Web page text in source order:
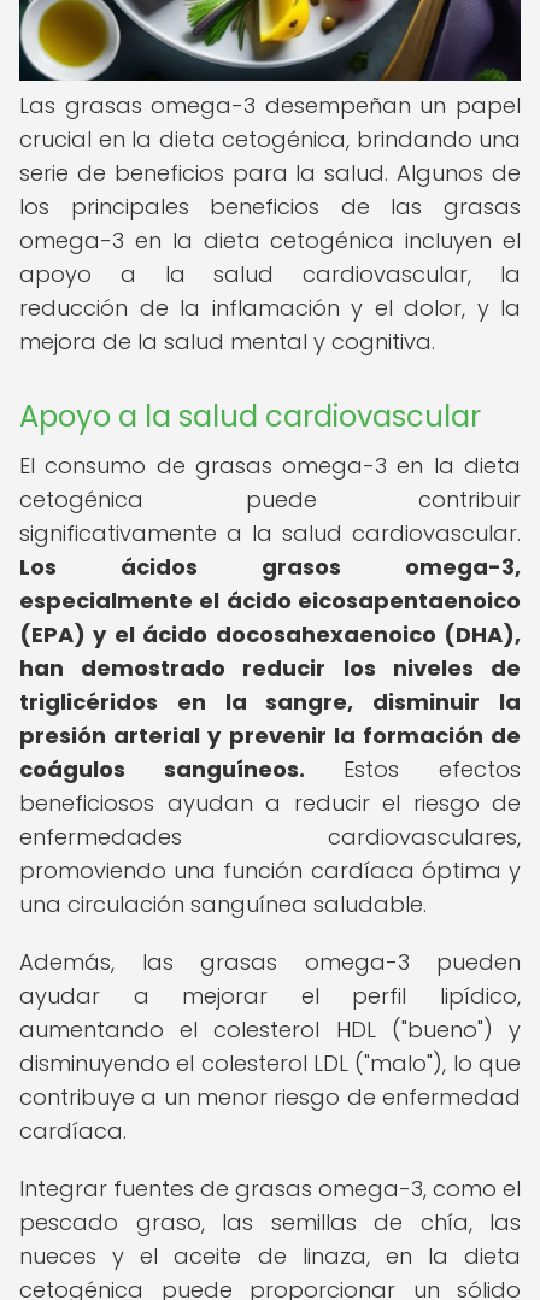
Las grasas omega-3 desempeñan un papel
crucial en la dieta cetogénica, brindando una
serie de beneficios para la salud. Algunos de
los principales beneficios de las grasas
omega-3 en la dieta cetogénica incluyen el
apoyo a la salud cardiovascular, la
reducción de la inflamación y el dolor, y la
mejora de la salud mental y cognitiva.
Apoyo a la salud cardiovascular
El consumo de grasas omega-3 en la dieta
cetogénica puede contribuir
significativamente a la salud cardiovascular.
Los ácidos grasos omega-3,
especialmente el ácido eicosapentaenoico
(EPA) y el ácido docosahexaenoico (DHA),
han demostrado reducir los niveles de
triglicéridos en la sangre, disminuir la
presión arterial y prevenir la formación de
coágulos sanguíneos. Estos efectos
beneficiosos ayudan a reducir el riesgo de
enfermedades cardiovasculares,
promoviendo una función cardíaca óptima y
una circulación sanguínea saludable.
Además, las grasas omega-3 pueden
ayudar a mejorar el perfil lipídico,
aumentando el colesterol HDL ("bueno") y
disminuyendo el colesterol LDL ("malo"), lo que
contribuye a un menor riesgo de enfermedad
cardíaca.
Integrar fuentes de grasas omega-3, como el
pescado graso, las semillas de chía, las
nueces y el aceite de linaza, en la dieta
cetogénica puede proporcionar un sólido